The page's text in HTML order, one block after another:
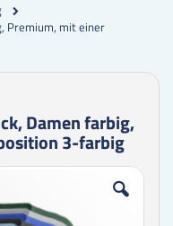
Premium, mit einer
Damen farbig,
3-farbig